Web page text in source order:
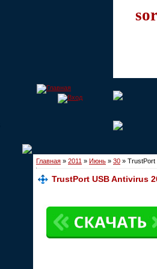
Главная » 2011 » Июнь » 30 » TrustPort
TrustPort USB Antivirus